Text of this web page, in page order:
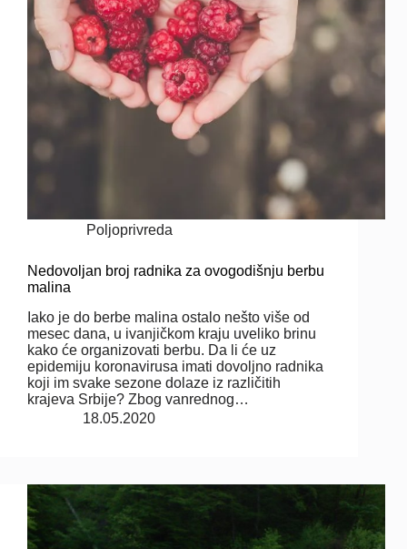
Poljoprivreda
Nedovoljan broj radnika za ovogodišnju berbu
malina
Iako je do berbe malina ostalo nešto više od
mesec dana, u ivanjičkom kraju uveliko brinu
kako će organizovati berbu. Da li će uz
epidemiju koronavirusa imati dovoljno radnika
koji im svake sezone dolaze iz različitih
krajeva Srbije? Zbog vanrednog…
18.05.2020